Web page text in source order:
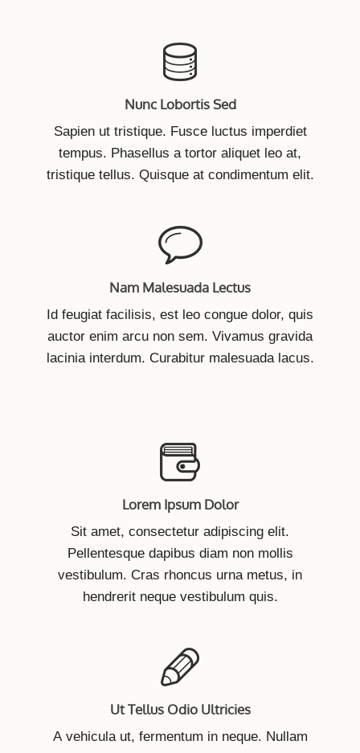
Nunc Lobortis Sed
Sapien ut tristique. Fusce luctus imperdiet
tempus. Phasellus a tortor aliquet leo at,
tristique tellus. Quisque at condimentum elit.
Nam Malesuada Lectus
Id feugiat facilisis, est leo congue dolor, quis
auctor enim arcu non sem. Vivamus gravida
lacinia interdum. Curabitur malesuada lacus.
Lorem Ipsum Dolor
​Sit amet, consectetur adipiscing elit.
Pellentesque dapibus diam non mollis
vestibulum. Cras rhoncus urna metus, in
hendrerit neque vestibulum quis.
Ut Tellus Odio Ultricies
A vehicula ut, fermentum in neque. Nullam